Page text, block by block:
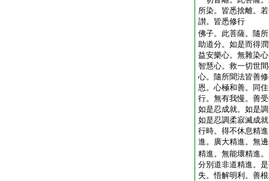
所染。皆悉捨離。
讃。皆悉修行
佛子。此菩薩。隨
助道分。如是而得
益安樂心。無雜染
智慧心。救一切世
心。隨所聞法皆善
恩。心極和善。同
行。無有我慢。善
如是忍成就。如是
如是忍調柔寂滅成
行時。得不休息精
進。廣大精進。無
精進。無能壞精進
分別道非道精進。
失。悟解明利。善